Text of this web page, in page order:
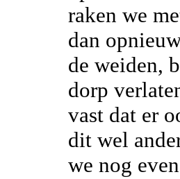
raken we
dan
de weiden,
dorp
vast dat er
dit wel
we nog